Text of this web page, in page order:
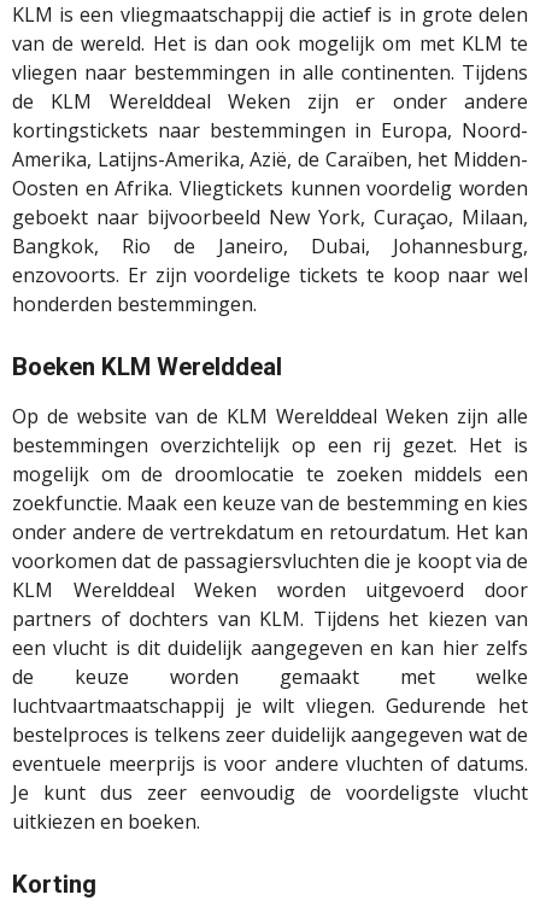
KLM is een vliegmaatschappij die actief is in grote delen
van de wereld. Het is dan ook mogelijk om met KLM te
vliegen naar bestemmingen in alle continenten. Tijdens
de KLM Werelddeal Weken zijn er onder andere
kortingstickets naar bestemmingen in Europa, Noord-
Amerika, Latijns-Amerika, Azië, de Caraïben, het Midden-
Oosten en Afrika. Vliegtickets kunnen voordelig worden
geboekt naar bijvoorbeeld New York, Curaçao, Milaan,
Bangkok, Rio de Janeiro, Dubai, Johannesburg,
enzovoorts. Er zijn voordelige tickets te koop naar wel
honderden bestemmingen.
Boeken KLM Werelddeal
Op de website van de KLM Werelddeal Weken zijn alle
bestemmingen overzichtelijk op een rij gezet. Het is
mogelijk om de droomlocatie te zoeken middels een
zoekfunctie. Maak een keuze van de bestemming en kies
onder andere de vertrekdatum en retourdatum. Het kan
voorkomen dat de passagiersvluchten die je koopt via de
KLM Werelddeal Weken worden uitgevoerd door
partners of dochters van KLM. Tijdens het kiezen van
een vlucht is dit duidelijk aangegeven en kan hier zelfs
de keuze worden gemaakt met welke
luchtvaartmaatschappij je wilt vliegen. Gedurende het
bestelproces is telkens zeer duidelijk aangegeven wat de
eventuele meerprijs is voor andere vluchten of datums.
Je kunt dus zeer eenvoudig de voordeligste vlucht
uitkiezen en boeken.
Korting